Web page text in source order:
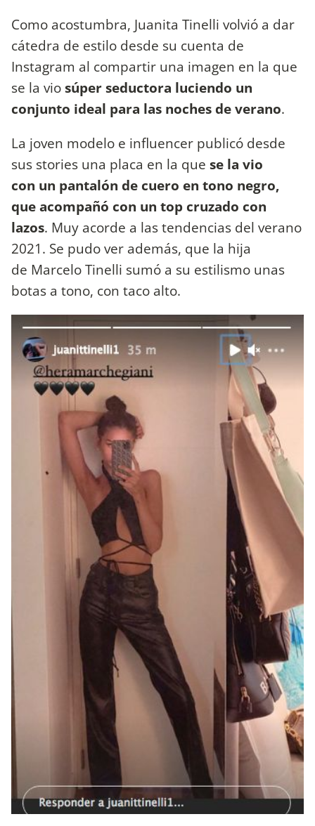
Como acostumbra, Juanita Tinelli volvió a dar
cátedra de estilo desde su cuenta de
Instagram al compartir una imagen en la que
se la viosúper seductora luciendo un
conjunto ideal para las noches de verano.
La joven modelo e influencer publicó desde
sus stories una placa en la que se la vio
con un pantalón de cuero en tono negro,
que acompañó con un top cruzado con
lazos. Muy acorde a las tendencias del verano
2021. Se pudo ver además, que la hija
de Marcelo Tinelli sumó a su estilismo unas
botas a tono, con taco alto.